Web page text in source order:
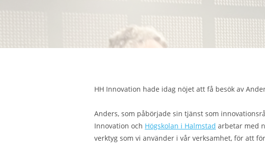
HH Innovation hade idag nöjet att få besök av
Anders, som påbörjade sin tjänst som
Innovation och Högskolan i Halmstad arbetar med
verktyg som vi använder i vår verksamhet, för att